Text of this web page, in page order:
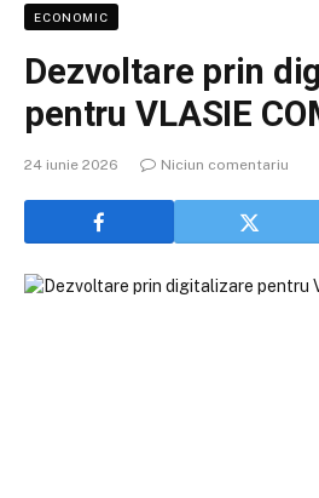
ECONOMIC
Dezvoltare prin
pentru VLASIE
24 iunie 2026 Niciun comentariu